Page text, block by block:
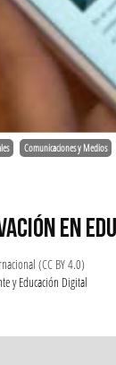
Comunicaciones y Medios
EN
(CC BY 4.0)
y Educación Digital